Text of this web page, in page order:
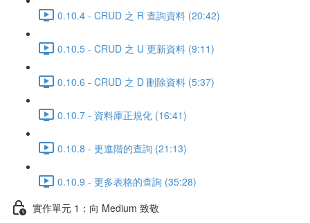
0.10.4 - CRUD 之 R 查詢資料 (20:42)
0.10.5 - CRUD 之 U 更新資料 (9:11)
0.10.6 - CRUD 之 D 刪除資料 (5:37)
0.10.7 - 資料庫正規化 (16:41)
0.10.8 - 更進階的查詢 (21:13)
0.10.9 - 更多表格的查詢 (35:28)
實作單元 1：向 Medium 致敬